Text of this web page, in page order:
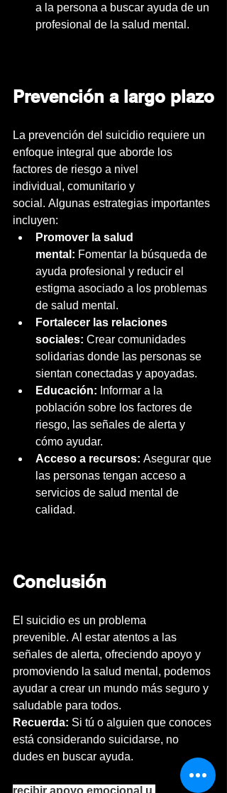
a la persona a buscar ayuda de un
profesional de la salud mental.
Prevención a largo plazo
La prevención del suicidio requiere un
enfoque integral que aborde los
factores de riesgo a nivel
individual, comunitario y
social. Algunas estrategias importantes
incluyen:
Promover la salud
mental: Fomentar la búsqueda de
ayuda profesional y reducir el
estigma asociado a los problemas
de salud mental.
Fortalecer las relaciones
sociales: Crear comunidades
solidarias donde las personas se
sientan conectadas y apoyadas.
Educación: Informar a la
población sobre los factores de
riesgo, las señales de alerta y
cómo ayudar.
Acceso a recursos: Asegurar que
las personas tengan acceso a
servicios de salud mental de
calidad.
Conclusión
El suicidio es un problema
prevenible. Al estar atentos a las
señales de alerta, ofreciendo apoyo y
promoviendo la salud mental, podemos
ayudar a crear un mundo más seguro y
saludable para todos.
Recuerda: Si tú o alguien que conoces
está considerando suicidarse, no
dudes en buscar ayuda.
recibir apoyo emocional u